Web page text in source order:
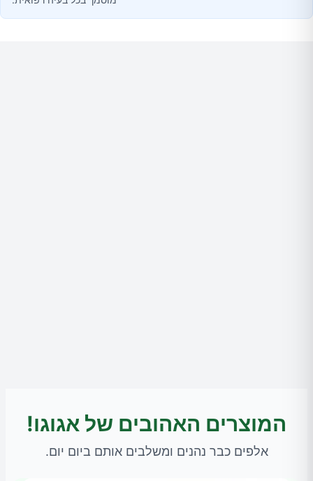
המוצרים האהובים של אגוגו!
אלפים כבר נהנים ומשלבים אותם ביום יום.